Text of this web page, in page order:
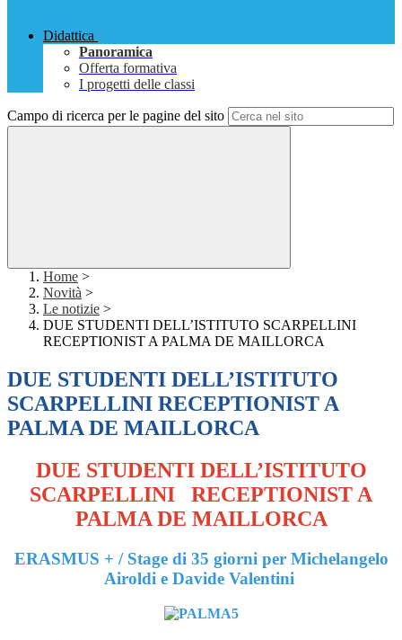
Didattica
Panoramica
Offerta formativa
I progetti delle classi
Campo di ricerca per le pagine del sito
Home >
Novità >
Le notizie >
DUE STUDENTI DELL’ISTITUTO SCARPELLINI
RECEPTIONIST A PALMA DE MAILLORCA
DUE STUDENTI DELL’ISTITUTO
SCARPELLINI RECEPTIONIST A
PALMA DE MAILLORCA
DUE STUDENTI DELL’ISTITUTO
SCARPELLINI
RECEPTIONIST A
PALMA DE MAILLORCA
ERASMUS + / Stage di 35 giorni per Michelangelo
Airoldi e Davide Valentini